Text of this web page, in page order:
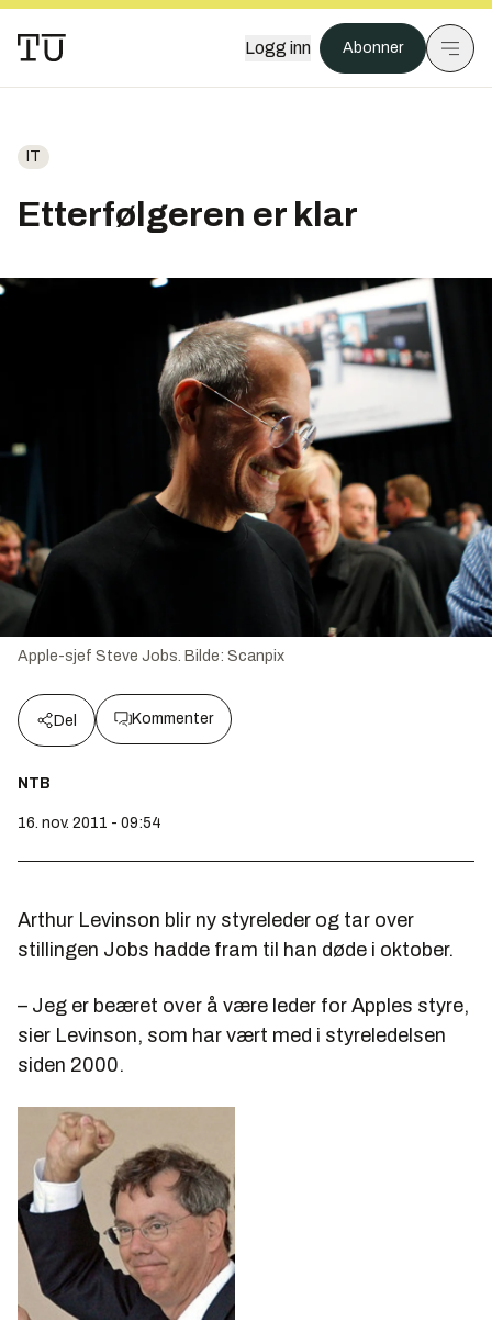
Logg inn Abonner
IT
Etterfølgeren er klar
Apple-sjef Steve Jobs. Bilde: Scanpix
Del Kommenter
NTB
16. nov. 2011 - 09:54
Arthur Levinson blir ny styreleder og tar over
stillingen Jobs hadde fram til han døde i oktober.
– Jeg er beæret over å være leder for Apples styre,
sier Levinson, som har vært med i styreledelsen
siden 2000.